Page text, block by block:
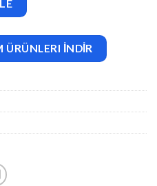
ÜRÜNLERI İNDİR